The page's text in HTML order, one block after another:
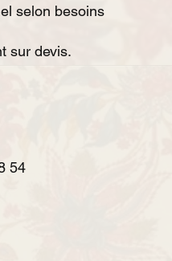
selon besoins
sur devis.
54